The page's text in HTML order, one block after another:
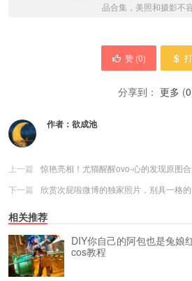
品合集，美照和摄影不
赞 (0)
分享到： 更多 (0
作者： 欲成池
上一篇
惊艳亮相！尤猫醒醒ovo-心的发现原图
下一篇
欣赏次屁啦微博的独家照片，别具一格
相关推荐
DIY你自己的阿包也是兔娘
cos教程